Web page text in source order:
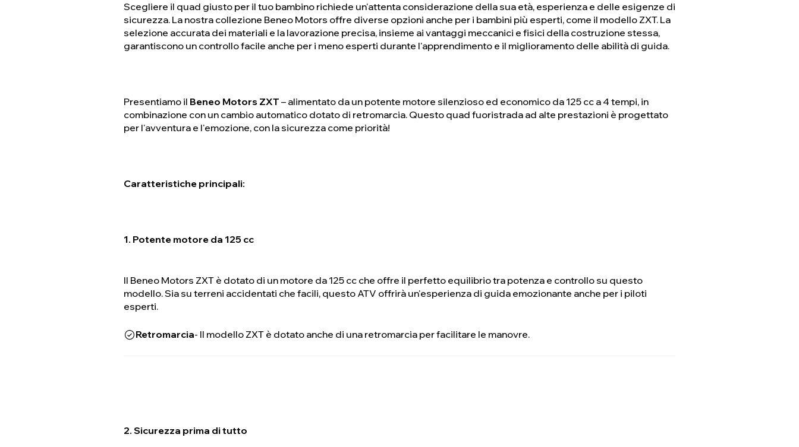
Scegliere il quad giusto per il tuo bambino richiede un'attenta considerazione della sua età, esperienza e delle esigenze di
sicurezza. La nostra collezione Beneo Motors offre diverse opzioni anche per i bambini più esperti, come il modello ZXT. La
selezione accurata dei materiali e la lavorazione precisa, insieme ai vantaggi meccanici e fisici della costruzione stessa,
garantiscono un controllo facile anche per i meno esperti durante l'apprendimento e il miglioramento delle abilità di guida.
Presentiamo il Beneo Motors ZXT – alimentato da un potente motore silenzioso ed economico da 125 cc a 4 tempi, in
combinazione con un cambio automatico dotato di retromarcia. Questo quad fuoristrada ad alte prestazioni è progettato
per l'avventura e l'emozione, con la sicurezza come priorità!
Caratteristiche principali:
1. Potente motore da 125 cc
Il Beneo Motors ZXT è dotato di un motore da 125 cc che offre il perfetto equilibrio tra potenza e controllo su questo
modello. Sia su terreni accidentati che facili, questo ATV offrirà un'esperienza di guida emozionante anche per i piloti
esperti.
Retromarcia- Il modello ZXT è dotato anche di una retromarcia per facilitare le manovre.
2. Sicurezza prima di tutto